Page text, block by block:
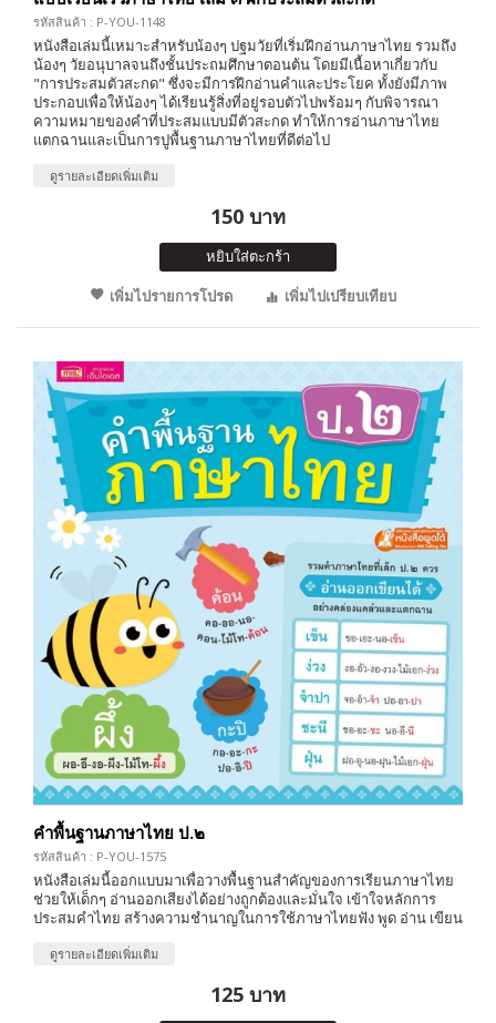
รหัสสินค้า : P-YOU-1148
หนังสือเล่มนี้เหมาะสำหรับน้องๆ ปฐมวัยที่เริ่มฝึกอ่านภาษาไทย รวมถึง
น้องๆ วัยอนุบาลจนถึงชั้นประถมศึกษาตอนต้น โดยมีเนื้อหาเกี่ยวกับ
"การประสมตัวสะกด" ซึ่งจะมีการฝึกอ่านคำและประโยค ทั้งยังมีภาพ
ประกอบเพื่อให้น้องๆ ได้เรียนรู้สิ่งที่อยู่รอบตัวไปพร้อมๆ กับพิจารณา
ความหมายของคำที่ประสมแบบมีตัวสะกด ทำให้การอ่านภาษาไทย
แตกฉานและเป็นการปูพื้นฐานภาษาไทยที่ดีต่อไป
ดูรายละเอียดเพิ่มเติม
150 บาท
หยิบใส่ตะกร้า
เพิ่มไปรายการโปรด
เพิ่มไปเปรียบเทียบ
คำพื้นฐานภาษาไทย ป.๒
รหัสสินค้า : P-YOU-1575
หนังสือเล่มนี้ออกแบบมาเพื่อวางพื้นฐานสำคัญของการเรียนภาษาไทย
ช่วยให้เด็กๆ อ่านออกเสียงได้อย่างถูกต้องและมั่นใจ เข้าใจหลักการ
ประสมคำไทย สร้างความชำนาญในการใช้ภาษาไทยฟัง พูด อ่าน เขียน
ดูรายละเอียดเพิ่มเติม
125 บาท